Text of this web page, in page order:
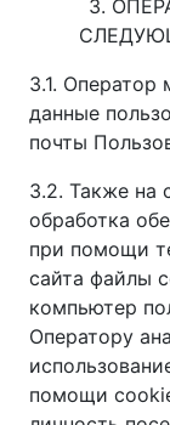
3.
3.1.
данные
почты
3.2. Также на
обработка
при помощи
сайта файлы
компьютер
Оператору
помощи